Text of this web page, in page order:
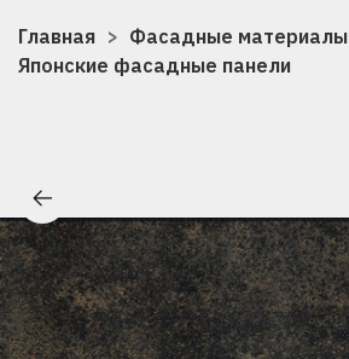
Главная
Фасадные материалы
Японские фасадные панели